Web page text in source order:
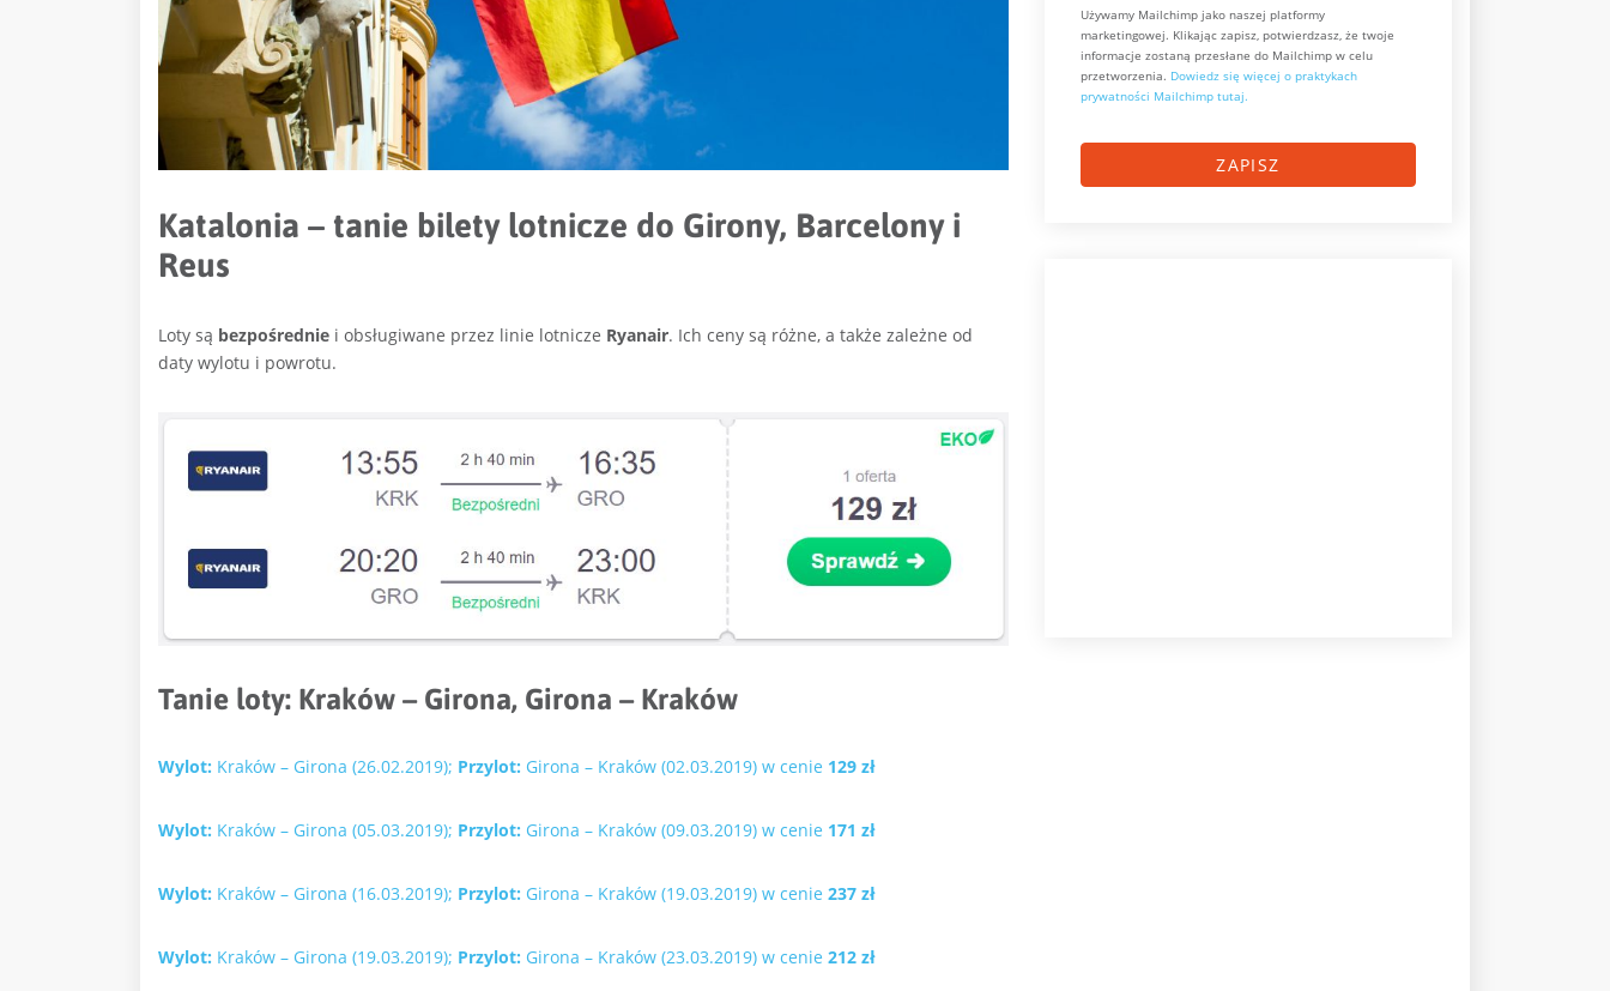
Katalonia – tanie bilety lotnicze do Girony, Barcelony i
Reus
Loty są bezpośrednie i obsługiwane przez linie lotnicze Ryanair. Ich ceny są różne, a także zależne od
daty wylotu i powrotu.
Tanie loty: Kraków – Girona, Girona – Kraków
Wylot: Kraków – Girona (26.02.2019); Przylot: Girona – Kraków (02.03.2019) w cenie 129 zł
Wylot: Kraków – Girona (05.03.2019); Przylot: Girona – Kraków (09.03.2019) w cenie 171 zł
Wylot: Kraków – Girona (16.03.2019); Przylot: Girona – Kraków (19.03.2019) w cenie 237 zł
Wylot: Kraków – Girona (19.03.2019); Przylot: Girona – Kraków (23.03.2019) w cenie 212 zł
Używamy Mailchimp jako naszej platformy
marketingowej. Klikając zapisz, potwierdzasz, że twoje
informacje zostaną przesłane do Mailchimp w celu
przetworzenia. Dowiedz się więcej o praktykach
prywatności Mailchimp tutaj.
ZAPISZ